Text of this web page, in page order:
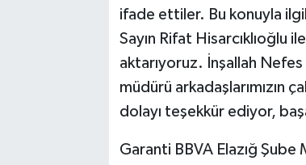
ifade ettiler. Bu konuyla
Sayın Rifat Hisarcıklıoğlu
aktarıyoruz. İnşallah
müdürü arkadaşlarımızın
dolayı teşekkür ediyor,
Garanti BBVA Elazığ Şube